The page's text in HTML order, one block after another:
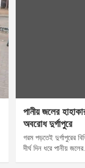
পানীয় জলের
অবরোধ দুর্গাপুরে
গরম পড়তেই দুর্গাপুরের
দীর্ঘ দিন ধরে পানীয়